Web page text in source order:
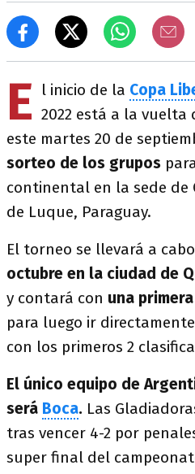
E l inicio de la Copa
2022 está a la vuelta
este martes 20 de
sorteo de los grupos
continental en la sede de
de Luque, Paraguay.
El torneo se llevará a cabo
octubre en la ciudad de
y contará con una
para luego ir
con los primeros 2
El único equipo de
será Boca. Las
tras vencer 4-2 por
super final del